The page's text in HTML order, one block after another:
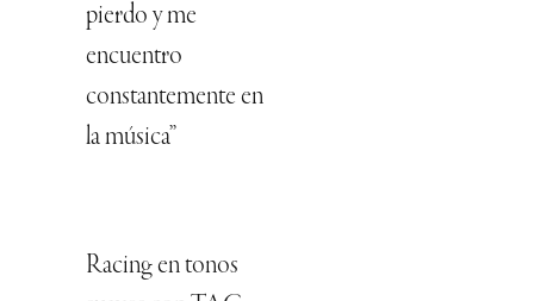
pierdo y me
encuentro
constantemente en
la música”
Racing en tonos